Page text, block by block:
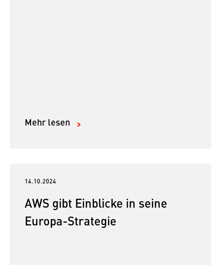
Mehr lesen
14.10.2024
AWS gibt Einblicke in seine
Europa-Strategie